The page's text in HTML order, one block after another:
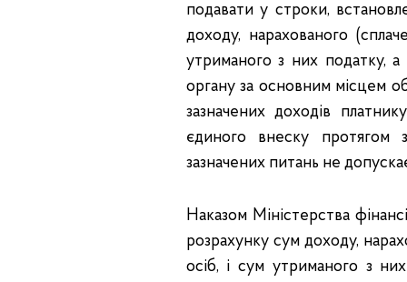
подавати у строки,
доходу, нарахованого
утриманого з них податку,
органу за основним місцем
зазначених доходів
єдиного внеску протягом
зазначених питань не
Наказом Міністерства
розрахунку сум доходу,
осіб, і сум утриманого з